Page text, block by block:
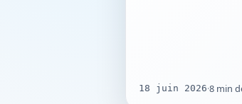
18 juin 2026·8 min